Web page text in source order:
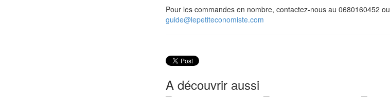
Pour les commandes en nombre, contactez-nous au 0680160452 ou
guide@lepetiteconomiste.com
A découvrir aussi